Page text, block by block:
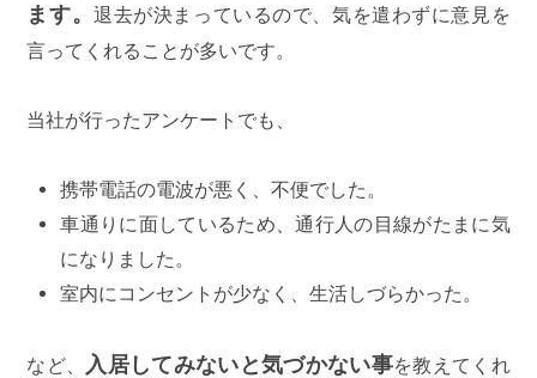
ます。退去が決まっているので、気を遣わずに意見を
言ってくれることが多いです。
当社が行ったアンケートでも、
携帯電話の電波が悪く、不便でした。
車通りに面しているため、通行人の目線がたまに気
になりました。
室内にコンセントが少なく、生活しづらかった。
など、 入居してみないと気づかない事を教えてくれ